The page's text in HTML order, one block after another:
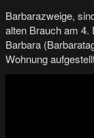
e
n
g
a
u
Barbarazweige,
alten Brauch am 4.
Barbara
Wohnung